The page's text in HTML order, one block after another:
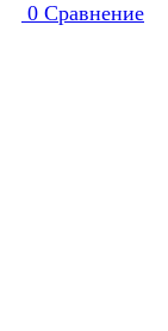
0 Сравнение